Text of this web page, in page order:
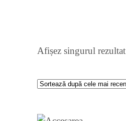
Afișez singurul rezultat